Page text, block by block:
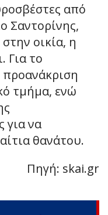
από
Σαντορίνης,
οικία, η
Για το
προανάκριση
τμήμα, ενώ
για να
θανάτου.
Πηγή: skai.gr